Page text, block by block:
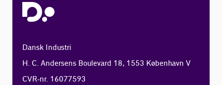
Dansk Industri
H. C. Andersens Boulevard 18, 1553 København V
CVR-nr. 16077593